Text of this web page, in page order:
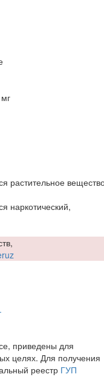
растительное
наркотический,
приведены для
целях. Для получения
реестр ГУП